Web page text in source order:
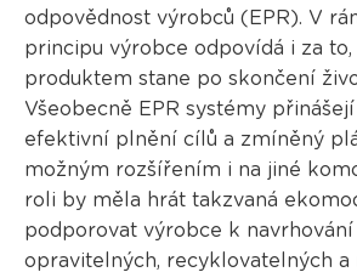
odpovědnost výrobců (EPR). V
principu výrobce odpovídá i za to,
produktem stane po skončení
Všeobecně EPR systémy
efektivní plnění cílů a zmíněný
možným rozšířením i na jiné
roli by měla hrát takzvaná
podporovat výrobce k navrhování
opravitelných, recyklovatelných a